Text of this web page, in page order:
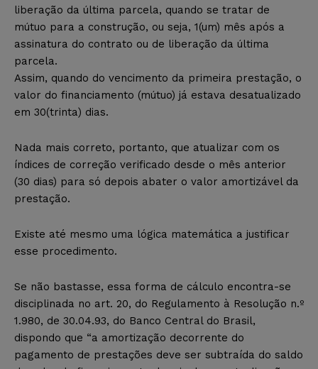
liberação da última parcela, quando se tratar de
mútuo para a construção, ou seja, 1(um) mês após a
assinatura do contrato ou de liberação da última
parcela.
Assim, quando do vencimento da primeira prestação, o
valor do financiamento (mútuo) já estava desatualizado
em 30(trinta) dias.
Nada mais correto, portanto, que atualizar com os
índices de correção verificado desde o mês anterior
(30 dias) para só depois abater o valor amortizável da
prestação.
Existe até mesmo uma lógica matemática a justificar
esse procedimento.
Se não bastasse, essa forma de cálculo encontra-se
disciplinada no art. 20, do Regulamento à Resolução n.º
1.980, de 30.04.93, do Banco Central do Brasil,
dispondo que “a amortização decorrente do
pagamento de prestações deve ser subtraída do saldo